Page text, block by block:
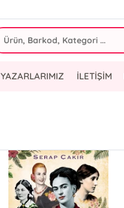
YAZARLARIMIZ İLETİŞİM